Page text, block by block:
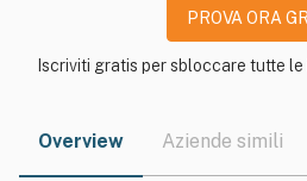
PROVA ORA
Iscriviti gratis per sbloccare tutte le
Overview Aziende simili